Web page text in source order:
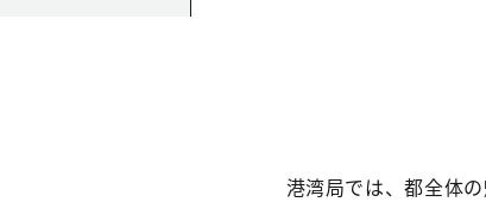
港湾局では、都全体